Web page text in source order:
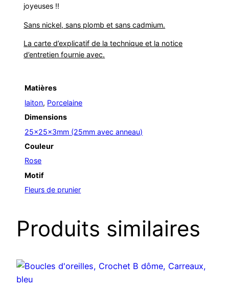
joyeuses !!
Sans nickel, sans plomb et sans cadmium.
La carte d’explicatif de la technique et la notice
d’entretien fournie avec.
Matières
laiton, Porcelaine
Dimensions
25x25x3mm (25mm avec anneau)
Couleur
Rose
Motif
Fleurs de prunier
Produits similaires